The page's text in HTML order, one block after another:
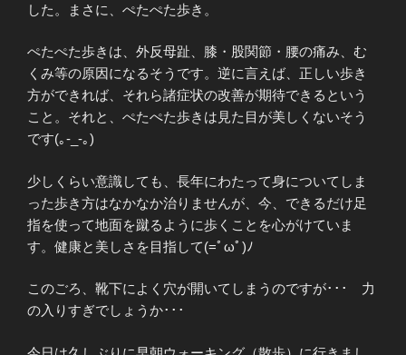
した。まさに、ぺたぺた歩き。
ぺたぺた歩きは、外反母趾、膝・股関節・腰の痛み、む
くみ等の原因になるそうです。逆に言えば、正しい歩き
方ができれば、それら諸症状の改善が期待できるという
こと。それと、ぺたぺた歩きは見た目が美しくないそう
です(｡-_-｡)
少しくらい意識しても、長年にわたって身についてしま
った歩き方はなかなか治りませんが、今、できるだけ足
指を使って地面を蹴るように歩くことを心がけていま
す。健康と美しさを目指して(=ﾟωﾟ)ﾉ
このごろ、靴下によく穴が開いてしまうのですが･･･ 力
の入りすぎでしょうか･･･